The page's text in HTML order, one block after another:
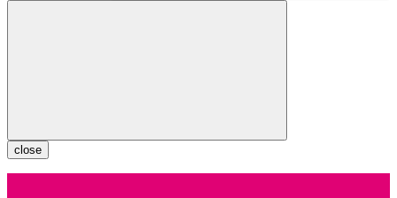
close